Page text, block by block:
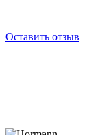
Оставить отзыв